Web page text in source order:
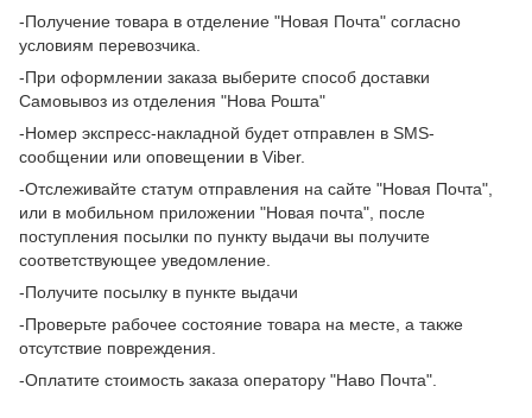
-Получение товара в отделение "Новая Почта" согласно
условиям перевозчика.
-При оформлении заказа выберите способ доставки
Самовывоз из отделения "Нова Рошта"
-Номер экспресс-накладной будет отправлен в SMS-
сообщении или оповещении в Viber.
-Отслеживайте статум отправления на сайте "Новая Почта",
или в мобильном приложении "Новая почта", после
поступления посылки по пункту выдачи вы получите
соответствующее уведомление.
-Получите посылку в пункте выдачи
-Проверьте рабочее состояние товара на месте, а также
отсутствие повреждения.
-Оплатите стоимость заказа оператору "Наво Почта".